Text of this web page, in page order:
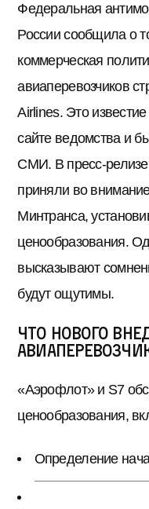
Федеральная
России сообщила о
коммерческая
авиаперевозчиков
Airlines. Это
сайте ведомства и
СМИ. В пресс-релизе
приняли во
Минтранса,
ценообразования.
высказывают
будут ощутимы.
Что нового
«Аэрофлот» и S7
ценообразования,
Определение